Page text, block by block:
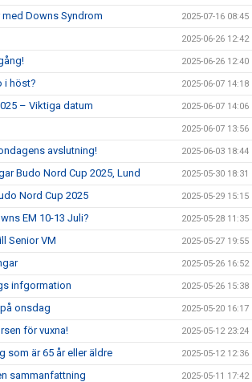
Downs Syndrom 2025-07-16 08:45
2025-06-26 12:42
2025-06-26 12:40
i höst? 2025-06-07 14:18
– Viktiga datum 2025-06-07 14:06
2025-06-07 13:56
avslutning! 2025-06-03 18:44
Budo Nord Cup 2025, Lund 2025-05-30 18:31
Nord Cup 2025 2025-05-29 15:15
EM 10-13 Juli? 2025-05-28 11:35
Senior VM 2025-05-27 19:55
2025-05-26 16:52
infgormation 2025-05-26 15:38
onsdag 2025-05-20 16:17
för vuxna! 2025-05-12 23:24
som är 65 år eller äldre 2025-05-12 12:36
sammanfattning 2025-05-11 17:42